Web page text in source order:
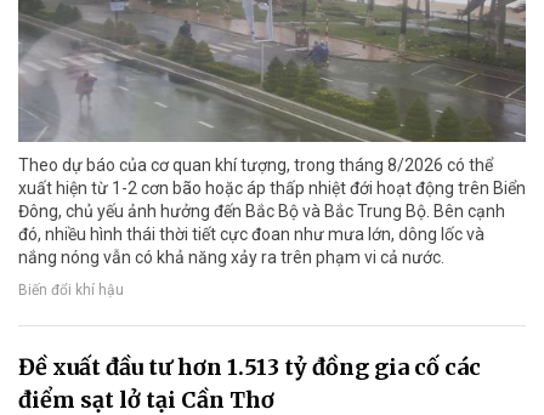
Theo dự báo của cơ quan khí tượng, trong tháng 8/2026 có thể
xuất hiện từ 1-2 cơn bão hoặc áp thấp nhiệt đới hoạt động trên Biển
Đông, chủ yếu ảnh hưởng đến Bắc Bộ và Bắc Trung Bộ. Bên cạnh
đó, nhiều hình thái thời tiết cực đoan như mưa lớn, dông lốc và
nắng nóng vẫn có khả năng xảy ra trên phạm vi cả nước.
Biến đổi khí hậu
Đề xuất đầu tư hơn 1.513 tỷ đồng gia cố các
điểm sạt lở tại Cần Thơ